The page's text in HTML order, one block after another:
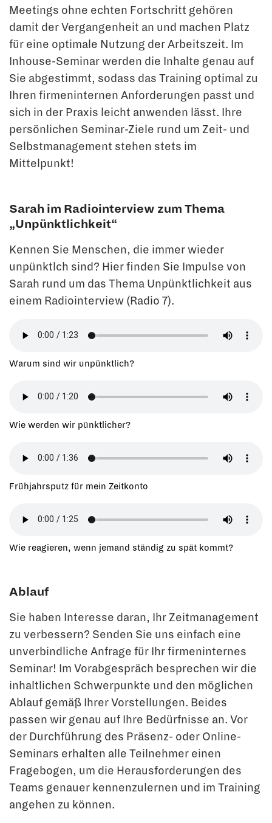
Meetings ohne echten Fortschritt gehören
damit der Vergangenheit an und machen Platz
für eine optimale Nutzung der Arbeitszeit. Im
Inhouse-Seminar werden die Inhalte genau auf
Sie abgestimmt, sodass das Training optimal zu
Ihren firmeninternen Anforderungen passt und
sich in der Praxis leicht anwenden lässt. Ihre
persönlichen Seminar-Ziele rund um Zeit- und
Selbstmanagement stehen stets im
Mittelpunkt!
Sarah im Radiointerview zum Thema
„Unpünktlichkeit“
Kennen Sie Menschen, die immer wieder
unpünktlch sind? Hier finden Sie Impulse von
Sarah rund um das Thema Unpünktlichkeit aus
einem Radiointerview (Radio 7).
Warum sind wir unpünktlich?
Wie werden wir pünktlicher?
Frühjahrsputz für mein Zeitkonto
Wie reagieren, wenn jemand ständig zu spät kommt?
Ablauf
Sie haben Interesse daran, Ihr Zeitmanagement
zu verbessern? Senden Sie uns einfach eine
unverbindliche Anfrage für Ihr firmeninternes
Seminar! Im Vorabgespräch besprechen wir die
inhaltlichen Schwerpunkte und den möglichen
Ablauf gemäß Ihrer Vorstellungen. Beides
passen wir genau auf Ihre Bedürfnisse an. Vor
der Durchführung des Präsenz- oder Online-
Seminars erhalten alle Teilnehmer einen
Fragebogen, um die Herausforderungen des
Teams genauer kennenzulernen und im Training
angehen zu können.